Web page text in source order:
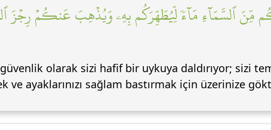
مِّنَ ٱلسَّمَآءِ مَآءٗ لِّيُطَهِّرَكُم بِهِۦ وَيُذۡهِبَ عَنكُمۡ رِجۡزَ
olarak sizi hafif bir uykuya daldırıyor; sizi
ayaklarınızı sağlam bastırmak için üzerinize